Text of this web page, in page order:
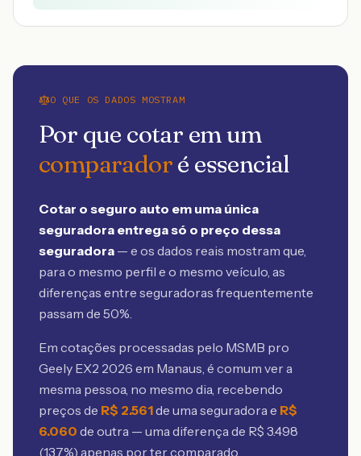
O QUE OS DADOS MOSTRAM
Por que cotar em um
comparadoré essencial
Cotar o seguro auto em uma única
seguradora entrega só o preço dessa
seguradora — e os dados reais mostram que,
para o mesmo perfil e o mesmo veículo, as
diferenças entre seguradoras frequentemente
passam de 50%.
Em cotações processadas pelo MSMB pro
Geely EX2 2026 em Manaus, é comum ver a
mesma pessoa, no mesmo dia, recebendo
preços de R$ 2.561de uma seguradora e R$
6.060 de outra — uma diferença de R$ 3.498
(137%) apenas por ter comparado.